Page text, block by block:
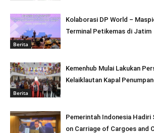
Berita
Kolaborasi DP World –
Terminal Petikemas di Jatim
Berita
Kemenhub Mulai Lakukan
Kelaiklautan Kapal
Pemerintah Indonesia
on Carriage of Cargoes and